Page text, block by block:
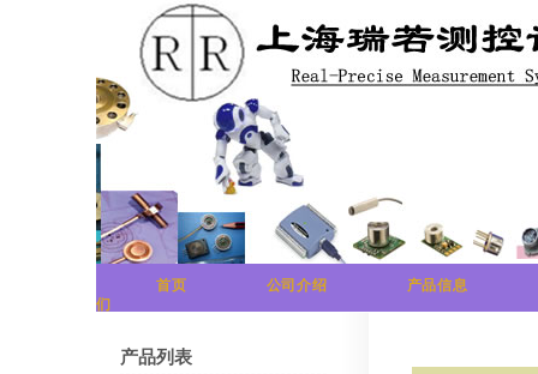
首页 公司介绍
产品信息
们
产品列表